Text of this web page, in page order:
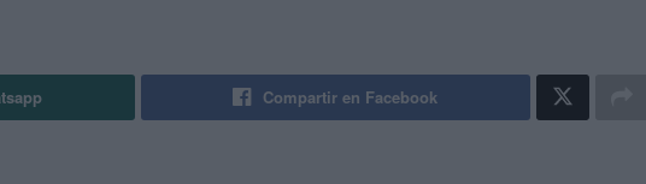
Compartir en Facebook